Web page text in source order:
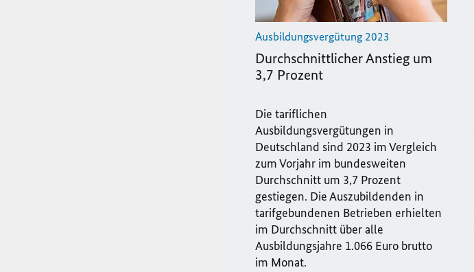
Ausbildungsvergütung 2023
Durchschnittlicher Anstieg um
3,7 Prozent
Die tariflichen
Ausbildungsvergütungen in
Deutschland sind 2023 im Vergleich
zum Vorjahr im bundesweiten
Durchschnitt um 3,7 Prozent
gestiegen. Die Auszubildenden in
tarifgebundenen Betrieben erhielten
im Durchschnitt über alle
Ausbildungsjahre 1.066 Euro brutto
im Monat.